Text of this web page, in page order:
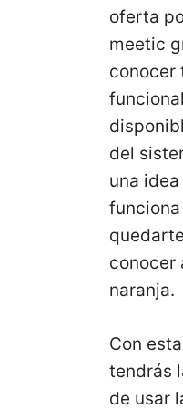
oferta
meetic
conocer
del
una
conocer
naranja.
Con
tendrás
de usar